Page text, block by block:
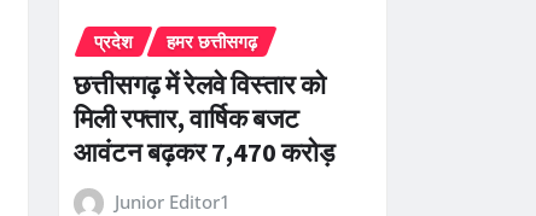
प्रदेश हमर छत्तीसगढ़
छत्तीसगढ़ में रेलवे विस्तार को
मिली रफ्तार, वार्षिक बजट
आवंटन बढ़कर 7,470 करोड़
Junior Editor1